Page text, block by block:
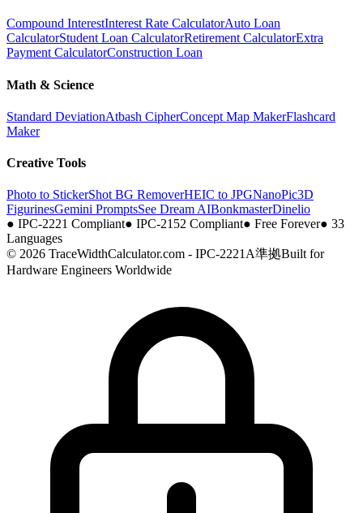
Compound InterestInterest Rate CalculatorAuto Loan
CalculatorStudent Loan CalculatorRetirement CalculatorExtra
Payment CalculatorConstruction Loan
Math & Science
Standard DeviationAtbash CipherConcept Map MakerFlashcard
Maker
Creative Tools
Photo to StickerShot BG RemoverHEIC to JPGNanoPic3D
FigurinesGemini PromptsSee Dream AIBonkmasterDinelio
● IPC-2221 Compliant● IPC-2152 Compliant● Free Forever● 33
Languages
© 2026 TraceWidthCalculator.com - IPC-2221A準拠Built for
Hardware Engineers Worldwide